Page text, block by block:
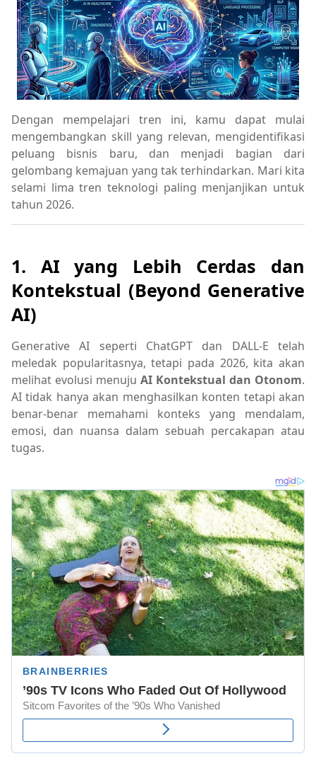
Dengan mempelajari tren ini, kamu dapat mulai
mengembangkan skill yang relevan, mengidentifikasi
peluang bisnis baru, dan menjadi bagian dari
gelombang kemajuan yang tak terhindarkan. Mari kita
selami lima tren teknologi paling menjanjikan untuk
tahun 2026.
1. AI yang Lebih Cerdas dan
Kontekstual (Beyond Generative
AI)
Generative AI seperti ChatGPT dan DALL-E telah
meledak popularitasnya, tetapi pada 2026, kita akan
melihat evolusi menuju AI Kontekstual dan Otonom.
AI tidak hanya akan menghasilkan konten tetapi akan
benar-benar memahami konteks yang mendalam,
emosi, dan nuansa dalam sebuah percakapan atau
tugas.